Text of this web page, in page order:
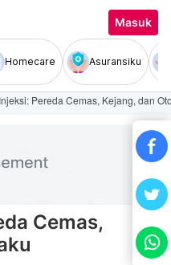
Masuk
Homecare Asuransiku
Pereda Cemas, Kejang, dan
Cemas,